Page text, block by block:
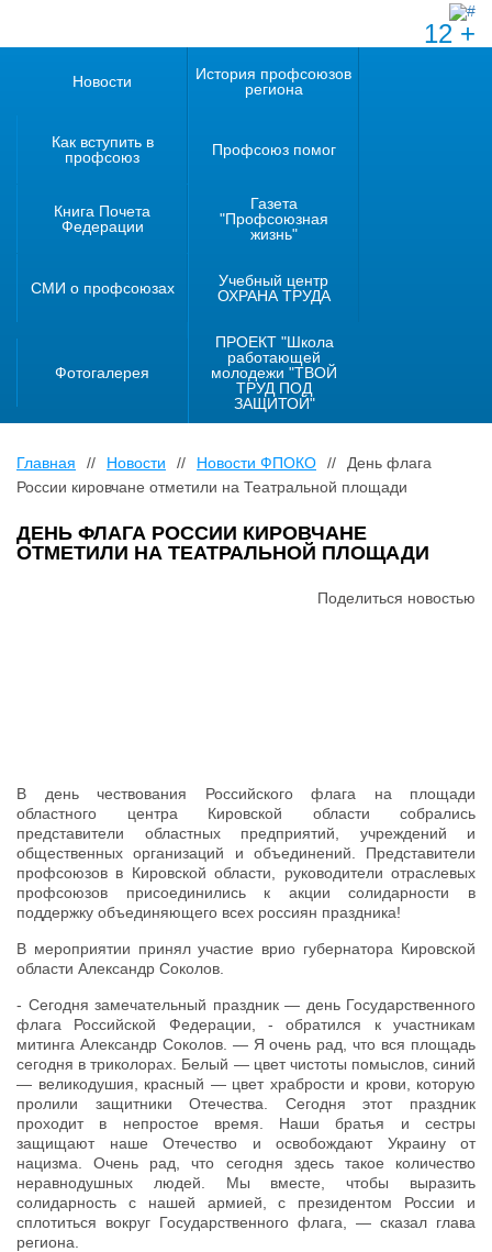
12 +
Новости
История профсоюзов
региона
Как вступить в
профсоюз
Профсоюз помог
Книга Почета
Федерации
Газета
"Профсоюзная
жизнь"
СМИ о профсоюзах
Учебный центр
ОХРАНА ТРУДА
Фотогалерея
ПРОЕКТ "Школа
работающей
молодежи "ТВОЙ
ТРУД ПОД
ЗАЩИТОЙ"
Главная // Новости // Новости ФПОКО //
День флага
России кировчане отметили на Театральной площади
ДЕНЬ ФЛАГА РОССИИ КИРОВЧАНЕ
ОТМЕТИЛИ НА ТЕАТРАЛЬНОЙ ПЛОЩАДИ
Поделиться новостью
В день чествования Российского флага на площади
областного центра Кировской области собрались
представители областных предприятий, учреждений и
общественных организаций и объединений. Представители
профсоюзов в Кировской области, руководители отраслевых
профсоюзов присоединились к акции солидарности в
поддержку объединяющего всех россиян праздника!
В мероприятии принял участие врио губернатора Кировской
области Александр Соколов.
- Сегодня замечательный праздник — день Государственного
флага Российской Федерации, - обратился к участникам
митинга Александр Соколов. — Я очень рад, что вся площадь
сегодня в триколорах. Белый — цвет чистоты помыслов, синий
— великодушия, красный — цвет храбрости и крови, которую
пролили защитники Отечества. Сегодня этот праздник
проходит в непростое время. Наши братья и сестры
защищают наше Отечество и освобождают Украину от
нацизма. Очень рад, что сегодня здесь такое количество
неравнодушных людей. Мы вместе, чтобы выразить
солидарность с нашей армией, с президентом России и
сплотиться вокруг Государственного флага, — сказал глава
региона.